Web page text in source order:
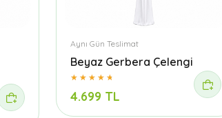
Aynı Gün Teslimat
Beyaz Gerbera Çelengi
4.699 TL